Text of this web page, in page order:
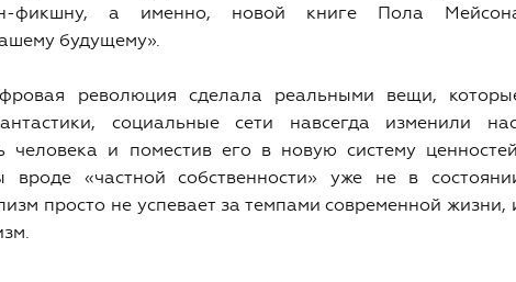
фикшну, а именно, новой книге Пола
будущему».
революция сделала реальными вещи,
социальные сети навсегда изменили
человека и поместив его в новую систему
вроде «частной собственности» уже не в
просто не успевает за темпами современной жизни,